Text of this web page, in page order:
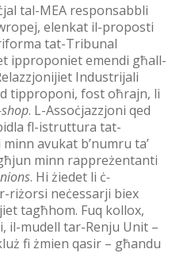
tal-MEA responsabbli
elenkat il-proposti
tat-Tribunal
ipproponiet emendi għall-
Industrijali
tipproponi, fost oħrajn, li
. L-Assoċjazzjoni qed
fl-istruttura tat-
avukat b’numru ta’
minn rappreżentanti
. Hi żiedet li ċ-
riżorsi neċessarji biex
tagħhom. Fuq kollox,
il-mudell tar-Renju Unit –
fi żmien qasir – għandu